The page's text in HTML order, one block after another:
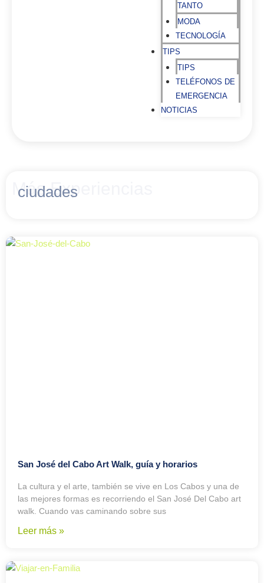
TANTO
MODA
TECNOLOGÍA
TIPS
TIPS
TELÉFONOS DE
EMERGENCIA
NOTICIAS
Más Experiencias
ciudades
San José del Cabo Art Walk, guía y horarios
La cultura y el arte, también se vive en Los Cabos y una de
las mejores formas es recorriendo el San José Del Cabo art
walk. Cuando vas caminando sobre sus
Leer más »